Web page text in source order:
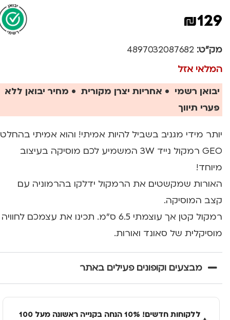
₪129
מק"ט: 4897032087682
המלאי אזל
יבואן רשמי • אחריות יצרן מקורית • מחיר יבואן ללא
פערי תיווך
יותר מידי מגניב בשביל להיות אמיתי! והוא אמיתי בהחלט
GEO רמקול נייד 3W המשמיע לכם מוסיקה בעיצוב
מיוחד!
האורות שמקשטים את הרמקול ידלקו בהרמוניה עם
קצב המוסיקה.
רמקול קטן אך עוצמתי 6.5 ס"מ. תכינו את עצמכם לחוויה
מוסיקלית של סאונד ואורות.
מבצעים וקופונים פעילים באתר
ללקוחות חדשים! 10% הנחה בקנייה ראשונה מעל 100